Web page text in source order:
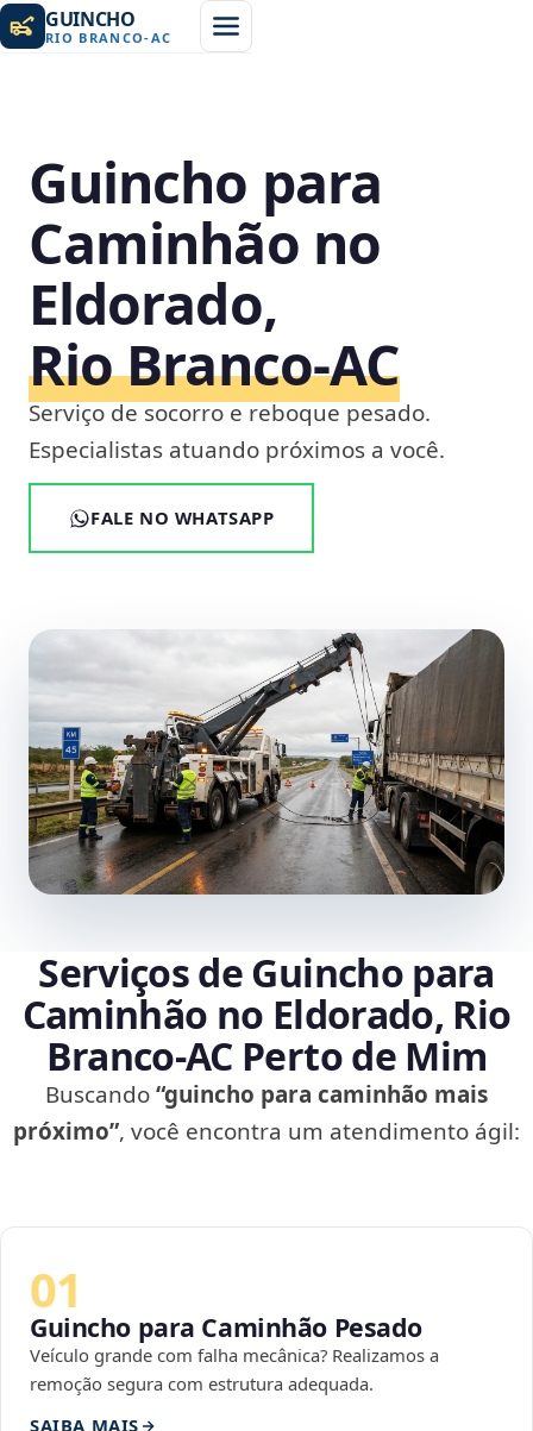
GUINCHO
RIO BRANCO-AC
Guincho para
Caminhão no
Eldorado,
Rio Branco‑AC
Serviço de socorro e reboque pesado.
Especialistas atuando próximos a você.
FALE NO WHATSAPP
Serviços de Guincho para
Caminhão no Eldorado, Rio
Branco‑AC Perto de Mim
Buscando“guincho para caminhão mais
próximo”, você encontra um atendimento ágil:
01
Guincho para Caminhão Pesado
Veículo grande com falha mecânica? Realizamos a
remoção segura com estrutura adequada.
SAIBA MAIS